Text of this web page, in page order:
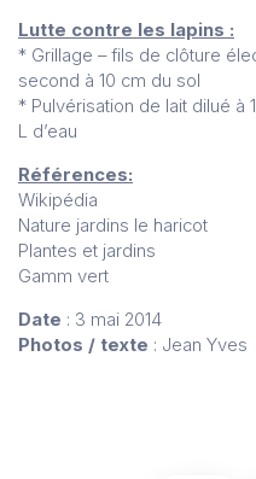
Lutte contre les lapins :
* Grillage – fils de clôture
second à 10 cm du sol
* Pulvérisation de lait dilué à
L d’eau
Références:
Wikipédia
Nature jardins le haricot
Plantes et jardins
Gamm vert
Date : 3 mai 2014
Photos / texte : Jean Yves